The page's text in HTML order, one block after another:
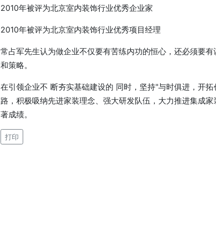
2010年被评为北京室内装饰行业优秀企业家
2010年被评为北京室内装饰行业优秀项目经理
常占军先生认为做企业不仅要有苦练内功的恒心，还必须要
和策略。
在引领企业不 断夯实基础建设的 同时，坚持"与时俱进，开拓
路，积极吸纳先进家装理念、强大研发队伍，大力推进集成家
著成绩。
打印